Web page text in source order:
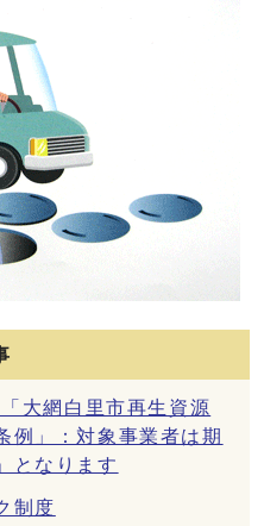
大網白里市再生資源
例」：対象事業者は期
となります
制度